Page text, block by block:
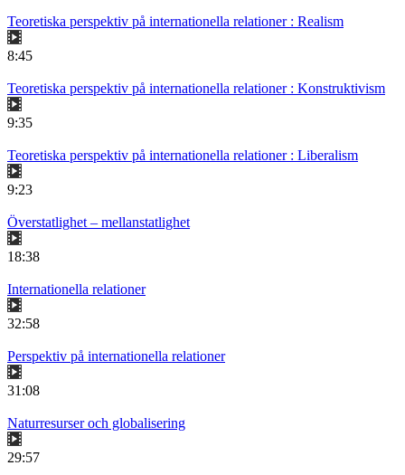
Teoretiska perspektiv på internationella relationer : Realism
8:45
Teoretiska perspektiv på internationella relationer : Konstruktivism
9:35
Teoretiska perspektiv på internationella relationer : Liberalism
9:23
Överstatlighet – mellanstatlighet
18:38
Internationella relationer
32:58
Perspektiv på internationella relationer
31:08
Naturresurser och globalisering
29:57